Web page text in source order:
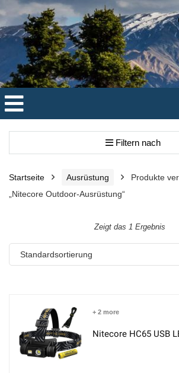
Filtern nach
Startseite Ausrüstung
Produkte
„Nitecore Outdoor-Ausrüstung“
Zeigt das 1 Ergebnis
Standardsortierung
+ 2 more
Nitecore HC65 USB